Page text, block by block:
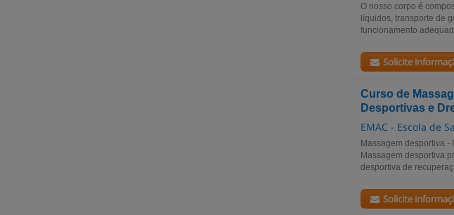
O nosso corpo é
líquidos, transporte de
funcionamento
Solicite
Curso de
Desportivas e
EMAC - Escola de
Massagem desportiva
Massagem desportiva
desportiva de
Solicite